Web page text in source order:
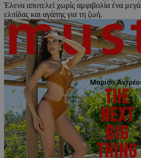
Έλενα αποτελεί χωρίς αμφιβολία ένα
ελπίδας και αγάπης για τη ζωή.